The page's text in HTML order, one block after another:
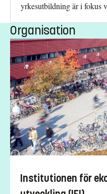
yrkesutbildning är i fokus
Organisation
Institutionen för